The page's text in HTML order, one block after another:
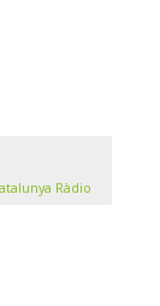
Ràdio